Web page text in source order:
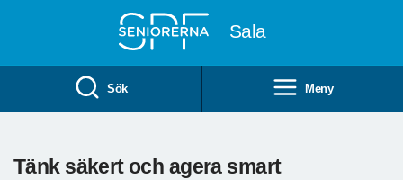
Sala
Sök Meny
Tänk säkert och agera smart